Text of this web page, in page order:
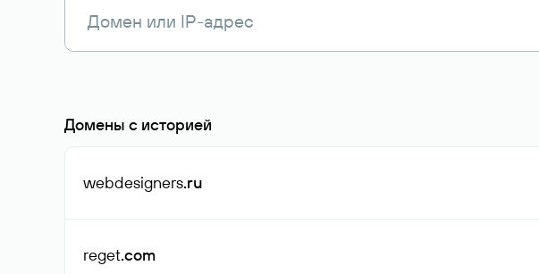
Домены с историей
webdesigners.ru
reget.com